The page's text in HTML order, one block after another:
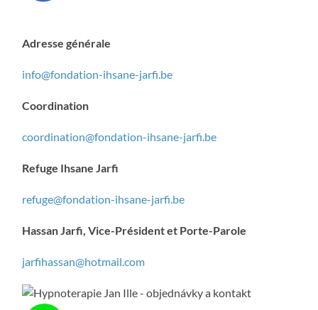
Adresse générale
info@fondation-ihsane-jarfi.be
Coordination
coordination@fondation-ihsane-jarfi.be
Refuge Ihsane Jarfi
refuge@fondation-ihsane-jarfi.be
Hassan Jarfi, Vice-Président et Porte-Parole
jarfihassan@hotmail.com